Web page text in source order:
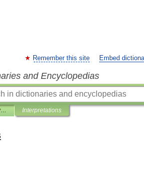
Remember this site Embed
and Encyclopedias
Žuvų pavadinimų žodynas Interpretations